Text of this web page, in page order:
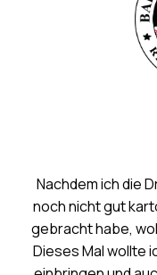
Nachdem ich die
noch nicht gut
gebracht habe,
Dieses Mal wollte